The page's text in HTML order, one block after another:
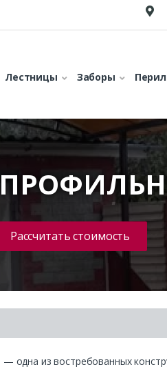
Лестницы Заборы
Рассчитать стоимость
одна из востребованных